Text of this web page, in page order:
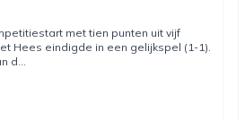
met tien punten uit vijf
Hees eindigde in een gelijkspel (1-1).
d...